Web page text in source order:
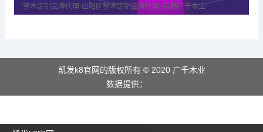
整木定制品牌代理-山阳区整木定制品牌代理 -信赖广千木业
凯发k8官网的版权所有 © 2020 广千木业
数据提供：